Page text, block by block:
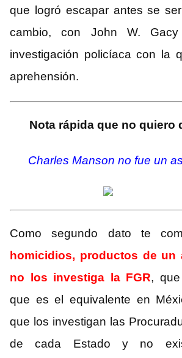
que logró escapar antes se
cambio, con John W.
investigación policíaca con la
aprehensión.
Nota rápida que no quiero
Charles Manson no fue un
Como segundo dato te
homicidios, productos de un
no los investiga la FGR,
que es el equivalente en
que los investigan las
de cada Estado y no